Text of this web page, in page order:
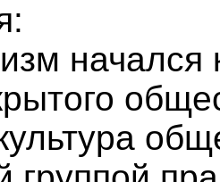
начался